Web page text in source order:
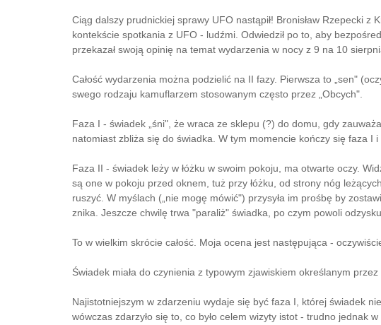
Ciąg dalszy prudnickiej sprawy UFO nastąpił! Bronisław Rzepecki
kontekście spotkania z UFO - ludźmi. Odwiedził po to, aby
przekazał swoją opinię na temat wydarzenia w nocy z 9 na 10
Całość wydarzenia można podzielić na II fazy. Pierwsza to „sen"
swego rodzaju kamuflarzem stosowanym często przez „Obcych".
Faza I - świadek „śni", że wraca ze sklepu (?) do domu, gdy
natomiast zbliża się do świadka. W tym momencie kończy się faza I i
Faza II - świadek leży w łóżku w swoim pokoju, ma otwarte oczy.
są one w pokoju przed oknem, tuż przy łóżku, od strony nóg
ruszyć. W myślach („nie mogę mówić") przysyła im prośbę by
znika. Jeszcze chwilę trwa "paraliż" świadka, po czym powoli
To w wielkim skrócie całość. Moja ocena jest następująca -
Świadek miała do czynienia z typowym zjawiskiem określanym
Najistotniejszym w zdarzeniu wydaje się być faza I, której świadek
wówczas zdarzyło się to, co było celem wizyty istot - trudno jednak